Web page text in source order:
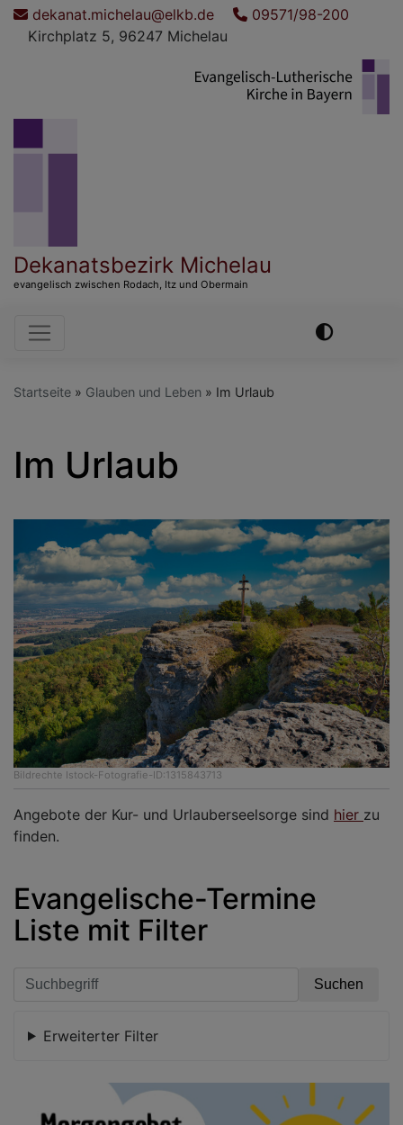
Direktdekanat.michelau@elkb.de
09571/98-200
Kirchplatz 5, 96247 Michelau
Dekanatsbezirk Michelau
evangelisch zwischen Rodach, Itz und Obermain
Hauptnavigation
Startseite Glauben und Leben Im Urlaub
Im Urlaub
Bildrechte Istock-Fotografie-ID:1315843713
Angebote der Kur- und Urlauberseelsorge sind hier zu
finden.
Evangelische-Termine
Liste mit Filter
Erweiterter Filter